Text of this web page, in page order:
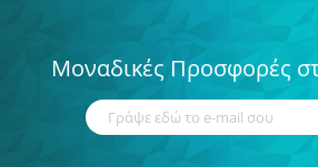
Μοναδικές Προσφορές